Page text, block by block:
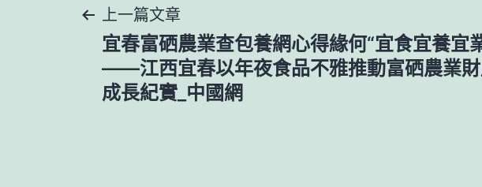
文
章
上一篇文章
宜春富硒農業查包養網心得緣何“宜食宜養宜
——江西宜春以年夜食品不雅推動富硒農業
成長紀實_中國網